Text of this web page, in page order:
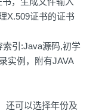
X.509证书的证书
引:Java源码,初学
例，附有JAVA
还可以选择年份及